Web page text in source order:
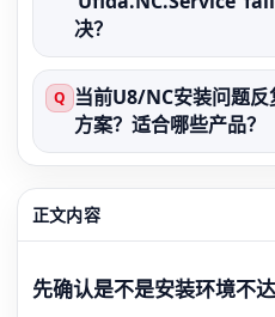
决？
Q 当前U8/NC安装问题
方案？适合哪些产品？
正文内容
先确认是不是安装环境不